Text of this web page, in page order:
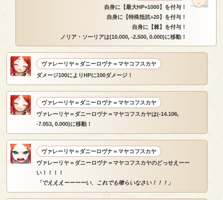
自身に【最大HP+1000】を付与！
自身に【特殊抵抗+20】を付与！
自身に【棘】を付与！
ノリア・ソーリアは(10.000, -2.500, 0.000)に移動！
ヴァレーリヤ＝ダニーロヴナ＝マヤコフスカヤ
ダメージ100によりHPに100ダメージ！
ヴァレーリヤ＝ダニーロヴナ＝マヤコフスカヤ
ヴァレーリヤ＝ダニーロヴナ＝マヤコフスカヤは(-14.106,
-7.053, 0.000)に移動！
ヴァレーリヤ＝ダニーロヴナ＝マヤコフスカヤ
ヴァレーリヤ＝ダニーロヴナ＝マヤコフスカヤのどっせえーー
い！！！！
「でえええーーーーい、これでも喰らいなさい！！！」